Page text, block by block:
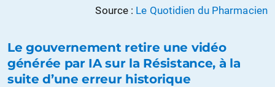
Source : Le Quotidien du Pharmacien
Le gouvernement retire une vidéo
générée par IA sur la Résistance, à la
suite d’une erreur historique